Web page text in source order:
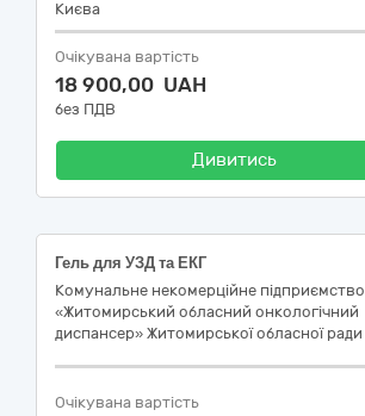
Києва
Очікувана вартість
18 900,00 UAH
без ПДВ
Дивитись
Гель для УЗД та ЕКГ
Комунальне некомерційне підприємство
«Житомирський обласний онкологічний
диспансер» Житомирської обласної ради
Очікувана вартість